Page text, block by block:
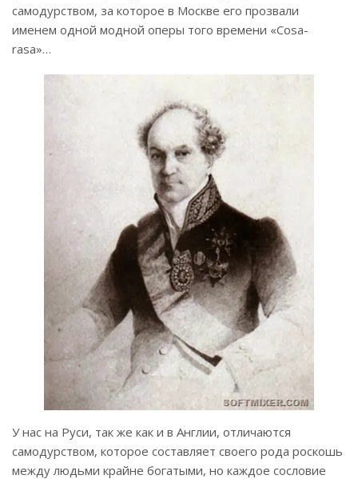
самодурством, за которое в Москве его прозвали
именем одной модной оперы того времени «Cosa-
rasa»…
У нас на Руси, так же как и в Англии, отличаются
самодурством, которое составляет своего рода роскошь
между людьми крайне богатыми, но каждое сословие